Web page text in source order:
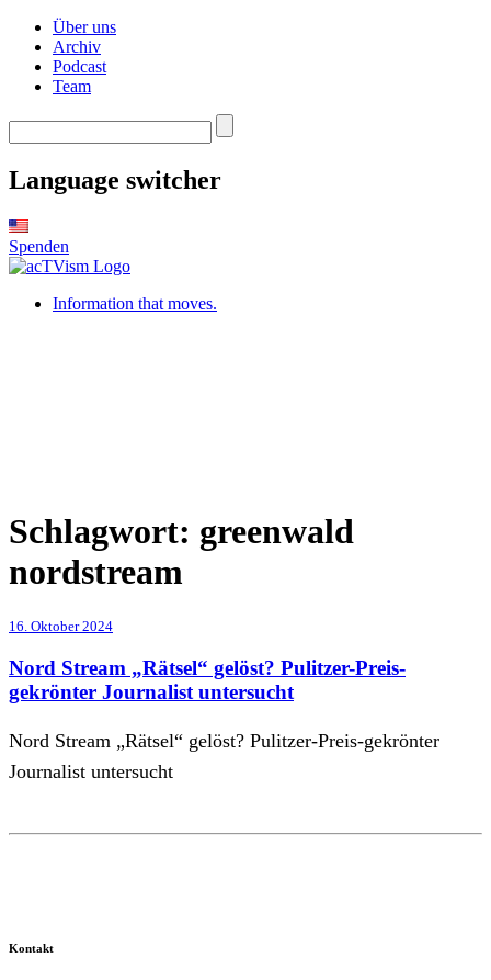
Über uns
Archiv
Podcast
Team
Language switcher
Spenden
Information that moves.
Schlagwort: greenwald
nordstream
16. Oktober 2024
Nord Stream „Rätsel“ gelöst? Pulitzer-Preis-
gekrönter Journalist untersucht
Nord Stream „Rätsel“ gelöst? Pulitzer-Preis-gekrönter
Journalist untersucht
Kontakt